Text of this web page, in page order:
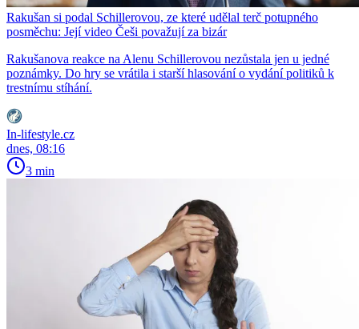
Rakušan si podal Schillerovou, ze které udělal terč potupného
posměchu: Její video Češi považují za bizár
Rakušanova reakce na Alenu Schillerovou nezůstala jen u jedné
poznámky. Do hry se vrátila i starší hlasování o vydání politiků k
trestnímu stíhání.
In-lifestyle.cz
dnes, 08:16
3 min